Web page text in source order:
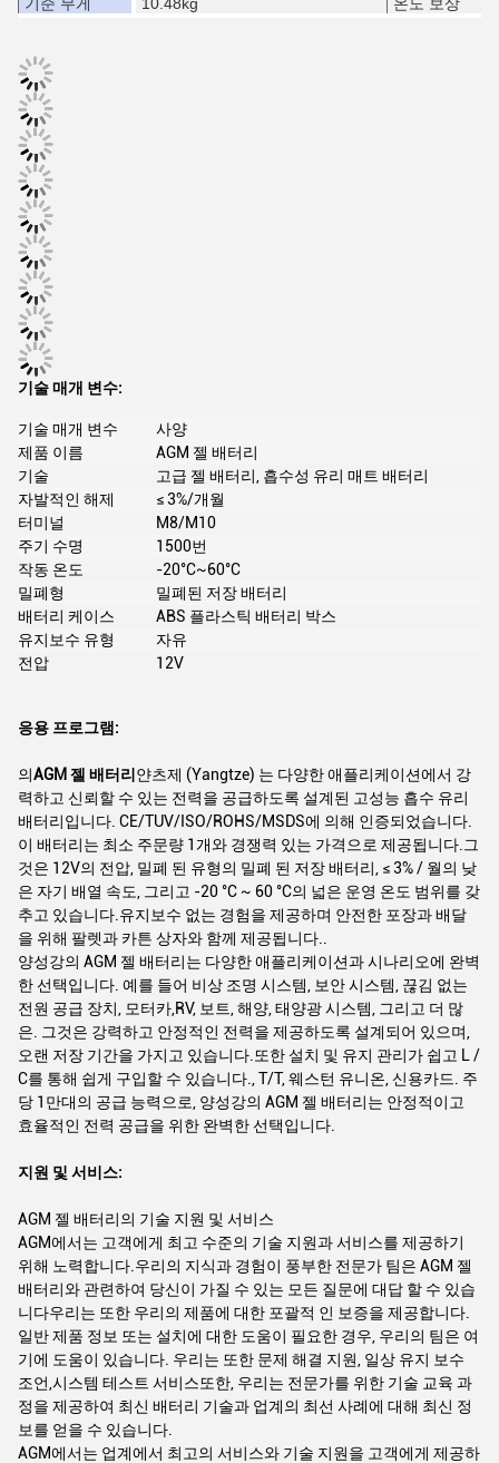
기술 매개 변수:
기술 매개 변수
사양
제품 이름
AGM 젤 배터리
기술
고급 젤 배터리, 흡수성 유리 매트 배터리
자발적인 해제
≤ 3%/개월
터미널
M8/M10
주기 수명
1500번
작동 온도
-20°C~60°C
밀폐형
밀폐된 저장 배터리
배터리 케이스
ABS 플라스틱 배터리 박스
유지보수 유형
자유
전압
12V
응용 프로그램:
의AGM 젤 배터리 얀츠제 (Yangtze) 는 다양한 애플리케이션에서 강
력하고 신뢰할 수 있는 전력을 공급하도록 설계된 고성능 흡수 유리
배터리입니다. CE/TUV/ISO/ROHS/MSDS에 의해 인증되었습니다.
이 배터리는 최소 주문량 1개와 경쟁력 있는 가격으로 제공됩니다.그
것은 12V의 전압, 밀폐 된 유형의 밀폐 된 저장 배터리, ≤ 3% / 월의 낮
은 자기 배열 속도, 그리고 -20 °C ~ 60 °C의 넓은 운영 온도 범위를 갖
추고 있습니다.유지보수 없는 경험을 제공하며 안전한 포장과 배달
을 위해 팔렛과 카튼 상자와 함께 제공됩니다..
양성강의 AGM 젤 배터리는 다양한 애플리케이션과 시나리오에 완벽
한 선택입니다. 예를 들어 비상 조명 시스템, 보안 시스템, 끊김 없는
전원 공급 장치, 모터카,RV, 보트, 해양, 태양광 시스템, 그리고 더 많
은. 그것은 강력하고 안정적인 전력을 제공하도록 설계되어 있으며,
오랜 저장 기간을 가지고 있습니다.또한 설치 및 유지 관리가 쉽고 L /
C를 통해 쉽게 구입할 수 있습니다., T/T, 웨스턴 유니온, 신용카드. 주
당 1만대의 공급 능력으로, 양성강의 AGM 젤 배터리는 안정적이고
효율적인 전력 공급을 위한 완벽한 선택입니다.
지원 및 서비스:
AGM 젤 배터리의 기술 지원 및 서비스
AGM에서는 고객에게 최고 수준의 기술 지원과 서비스를 제공하기
위해 노력합니다.우리의 지식과 경험이 풍부한 전문가 팀은 AGM 젤
배터리와 관련하여 당신이 가질 수 있는 모든 질문에 대답 할 수 있습
니다우리는 또한 우리의 제품에 대한 포괄적 인 보증을 제공합니다.
일반 제품 정보 또는 설치에 대한 도움이 필요한 경우, 우리의 팀은 여
기에 도움이 있습니다. 우리는 또한 문제 해결 지원, 일상 유지 보수
조언,시스템 테스트 서비스또한, 우리는 전문가를 위한 기술 교육 과
정을 제공하여 최신 배터리 기술과 업계의 최선 사례에 대해 최신 정
보를 얻을 수 있습니다.
AGM에서는 업계에서 최고의 서비스와 기술 지원을 고객에게 제공하